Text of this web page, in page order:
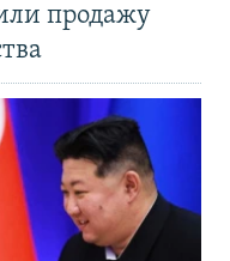
продажу